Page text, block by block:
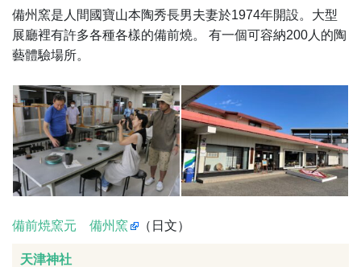
備州窯是人間國寶山本陶秀長男夫妻於1974年開設。大型
展廳裡有許多各種各樣的備前燒。 有一個可容納200人的陶
藝體驗場所。
備前焼窯元 備州窯 （日文）
天津神社